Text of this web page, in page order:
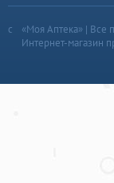
«Моя Аптека» | Все
Интернет-магазин